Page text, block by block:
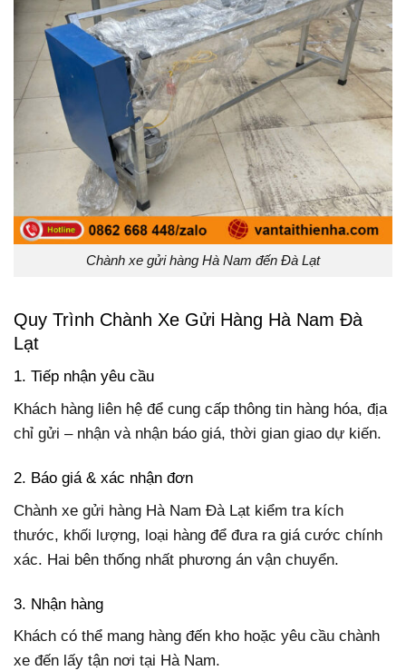
Chành xe gửi hàng Hà Nam đến Đà Lạt
Quy Trình Chành Xe Gửi Hàng Hà Nam Đà
Lạt
1. Tiếp nhận yêu cầu
Khách hàng liên hệ để cung cấp thông tin hàng hóa, địa
chỉ gửi – nhận và nhận báo giá, thời gian giao dự kiến.
2. Báo giá & xác nhận đơn
Chành xe gửi hàng Hà Nam Đà Lạt kiểm tra kích
thước, khối lượng, loại hàng để đưa ra giá cước chính
xác. Hai bên thống nhất phương án vận chuyển.
3. Nhận hàng
Khách có thể mang hàng đến kho hoặc yêu cầu chành
xe đến lấy tận nơi tại Hà Nam.